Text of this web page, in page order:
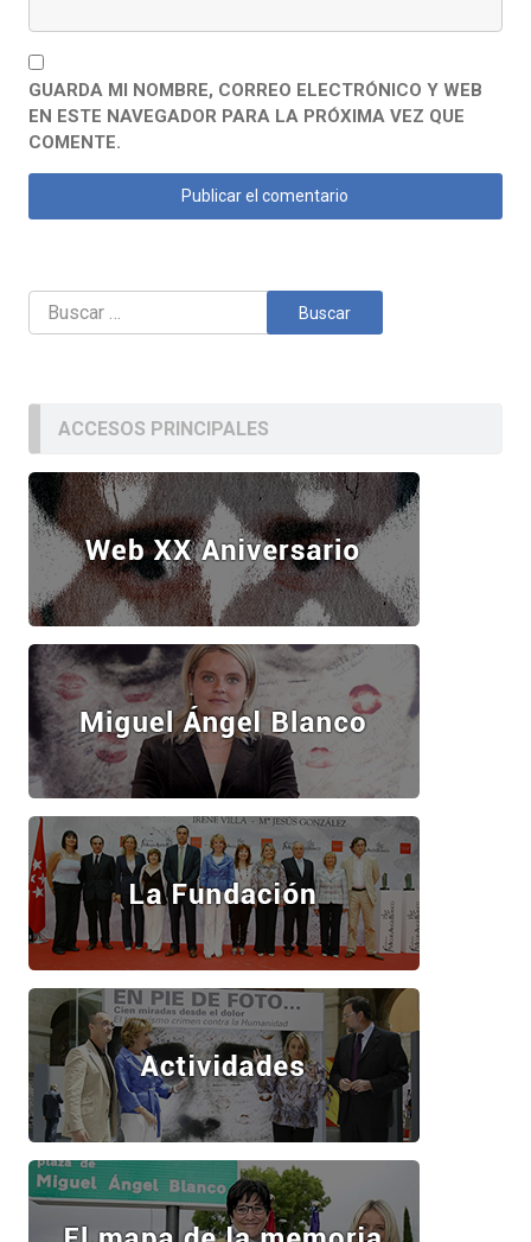
GUARDA MI NOMBRE, CORREO ELECTRÓNICO Y WEB
EN ESTE NAVEGADOR PARA LA PRÓXIMA VEZ QUE
COMENTE.
Buscar:
ACCESOS PRINCIPALES